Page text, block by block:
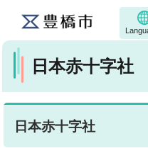
日本赤十字社
日本赤十字社